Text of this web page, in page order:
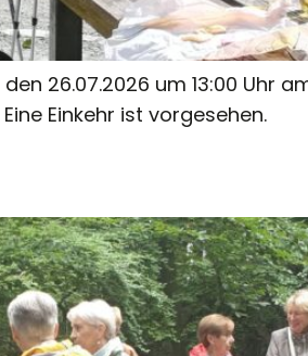
26.07.2026 um 13:00 Uhr
Einkehr ist vorgesehen.